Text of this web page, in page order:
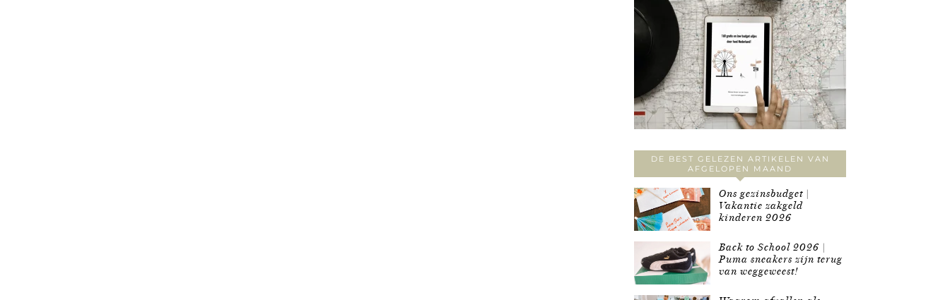
DE BEST GELEZEN ARTIKELEN VAN
AFGELOPEN MAAND
Ons gezinsbudget |
Vakantie zakgeld
kinderen 2026
Back to School 2026 |
Puma sneakers zijn terug
van weggeweest!